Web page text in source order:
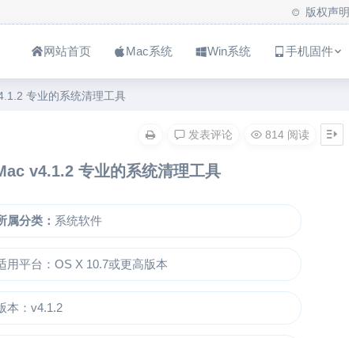
版权声明
网站首页 Mac系统 Win系统 手机固件
专业的系统清理工具
v4.1.2 专业的系统清理工具
属分类： 系统软件
用平台：OS X 10.7或更高版本
本：v4.1.2
发表评论 814 阅读